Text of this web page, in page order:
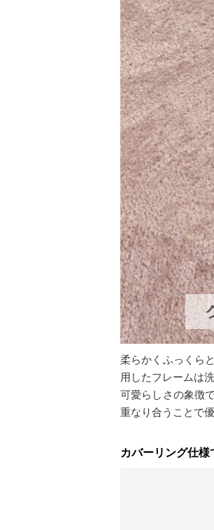
柔らかくふっくら
用したフレームは
可愛らしさの象徴
重なり合うことで
カバーリング仕